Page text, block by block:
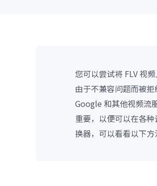
您可以尝试将 FLV 视
由于不兼容问题而被
Google 和其他视频流
重要，以便可以在各
换器，可以看看以下方